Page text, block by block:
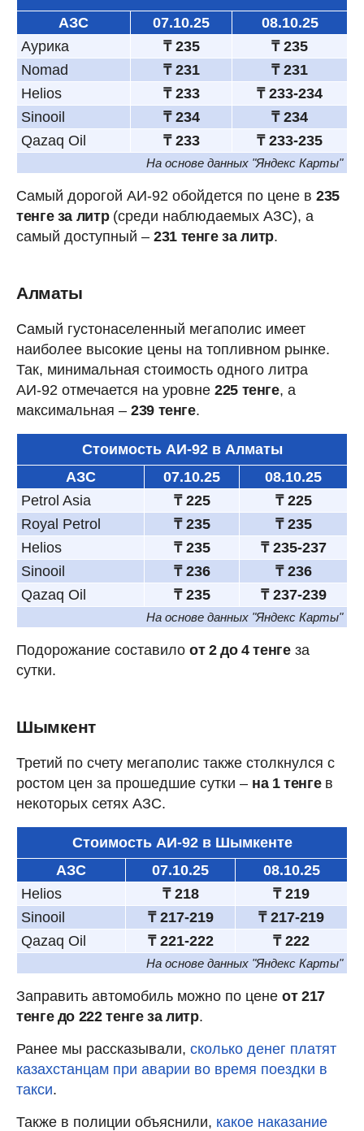
АЗС
07.10.25
08.10.25
Аурика
₸ 235
₸ 235
Nomad
₸ 231
₸ 231
Helios
₸ 233
₸ 233-234
Sinooil
₸ 234
₸ 234
Qazaq Oil
₸ 233 ₸ 233-235
На основе данных "Яндекс Карты"
Самый дорогой АИ-92 обойдется по цене в 235
тенге за литр(среди наблюдаемых АЗС), а
самый доступный – 231 тенге за литр.
Алматы
Самый густонаселенный мегаполис имеет
наиболее высокие цены на топливном рынке.
Так, минимальная стоимость одного литра
АИ-92 отмечается на уровне 225 тенге, а
максимальная – 239 тенге.
Стоимость АИ-92 в Алматы
АЗС
07.10.25
08.10.25
Petrol Asia
₸ 225
₸ 225
Royal Petrol
₸ 235
₸ 235
Helios
₸ 235
₸ 235-237
Sinooil
₸ 236
₸ 236
Qazaq Oil
₸ 235 ₸ 237-239
На основе данных "Яндекс Карты"
Подорожание составило от 2 до 4 тенгеза
сутки.
Шымкент
Третий по счету мегаполис также столкнулся с
ростом цен за прошедшие сутки – на 1 тенгев
некоторых сетях АЗС.
Стоимость АИ-92 в Шымкенте
АЗС
07.10.25
08.10.25
Helios
₸ 218
₸ 219
Sinooil
₸ 217-219
₸ 217-219
Qazaq Oil
₸ 221-222 ₸ 222
На основе данных "Яндекс Карты"
Заправить автомобиль можно по цене от 217
тенге до 222 тенге за литр.
Ранее мы рассказывали, сколько денег платят
казахстанцам при аварии во время поездки в
такси.
Также в полиции объяснили, какое наказание